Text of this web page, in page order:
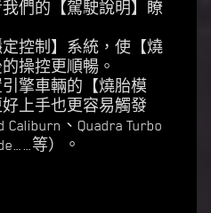
們的【駕駛說明】瞭
控制】系統，使【燒
操控更順暢。
擎車輛的【燒胎模
上手也更容易觸發
Caliburn、Quadra Turbo
等）。